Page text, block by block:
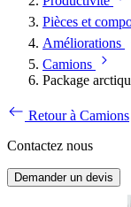
Pièces et
Améliorations
Camions
Package
Retour à Camions
Contactez nous
Demander un devis